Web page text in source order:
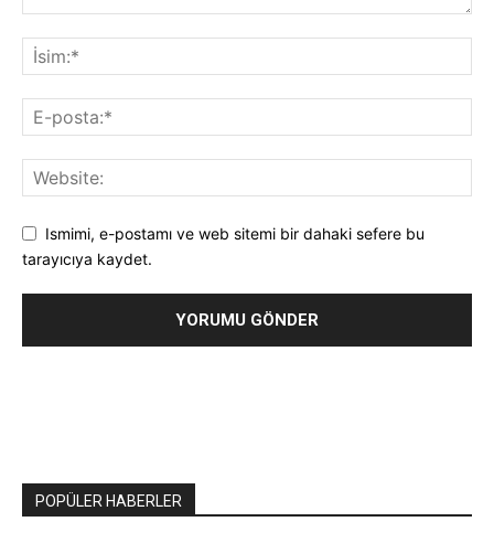
Ismimi, e-postamı ve web sitemi bir dahaki sefere bu
tarayıcıya kaydet.
POPÜLER HABERLER